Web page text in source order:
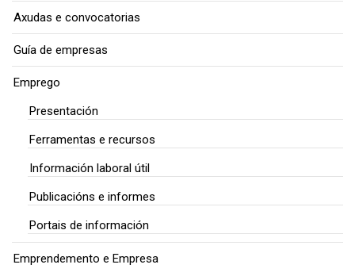
Axudas e convocatorias
Guía de empresas
Emprego
Presentación
Ferramentas e recursos
Información laboral útil
Publicacións e informes
Portais de información
Emprendemento e Empresa